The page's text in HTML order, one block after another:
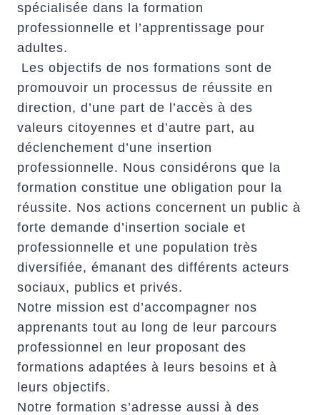
spécialisée dans la formation
professionnelle et l’apprentissage pour
adultes.
Les objectifs de nos formations sont de
promouvoir un processus de réussite en
direction, d’une part de l’accès à des
valeurs citoyennes et d’autre part, au
déclenchement d’une insertion
professionnelle. Nous considérons que la
formation constitue une obligation pour la
réussite. Nos actions concernent un public à
forte demande d’insertion sociale et
professionnelle et une population très
diversifiée, émanant des différents acteurs
sociaux, publics et privés.
Notre mission est d’accompagner nos
apprenants tout au long de leur parcours
professionnel en leur proposant des
formations adaptées à leurs besoins et à
leurs objectifs.
Notre formation s’adresse aussi à des